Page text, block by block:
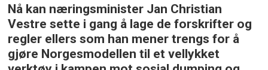
Nå kan næringsminister Jan Christian
Vestre sette i gang å lage de forskrifter og
regler ellers som han mener trengs for å
gjøre Norgesmodellen til et vellykket